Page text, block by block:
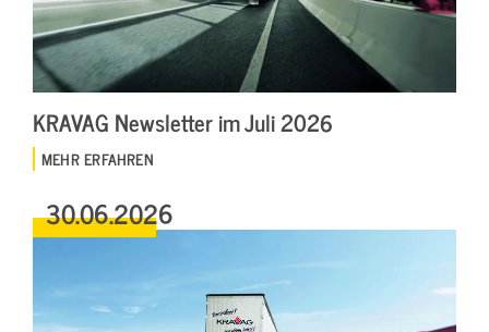
KRAVAG Newsletter im Juli 2026
MEHR ERFAHREN
30.06.2026